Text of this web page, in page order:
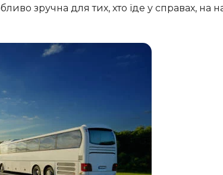
зручна для тих, хто їде у справах, на